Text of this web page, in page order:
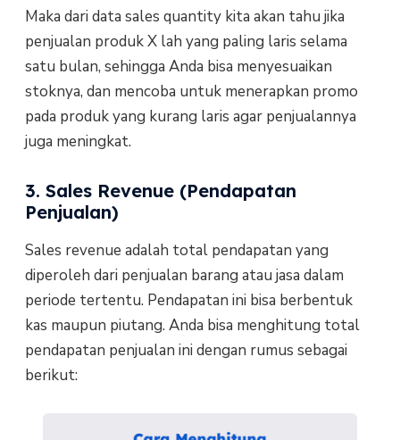
Maka dari data sales quantity kita akan tahu jika
penjualan produk X lah yang paling laris selama
satu bulan, sehingga Anda bisa menyesuaikan
stoknya, dan mencoba untuk menerapkan promo
pada produk yang kurang laris agar penjualannya
juga meningkat.
3. Sales Revenue (Pendapatan
Penjualan)
Sales revenue adalah total pendapatan yang
diperoleh dari penjualan barang atau jasa dalam
periode tertentu. Pendapatan ini bisa berbentuk
kas maupun piutang. Anda bisa menghitung total
pendapatan penjualan ini dengan rumus sebagai
berikut: